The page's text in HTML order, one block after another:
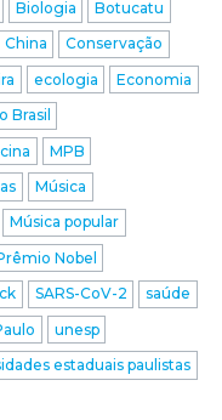
Biologia
Botucatu
China
Conservação
ecologia
Economia
Brasil
MPB
Música
Música popular
Nobel
SARS-CoV-2
saúde
unesp
estaduais paulistas